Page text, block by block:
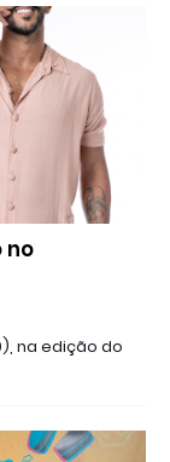
no
na edição do